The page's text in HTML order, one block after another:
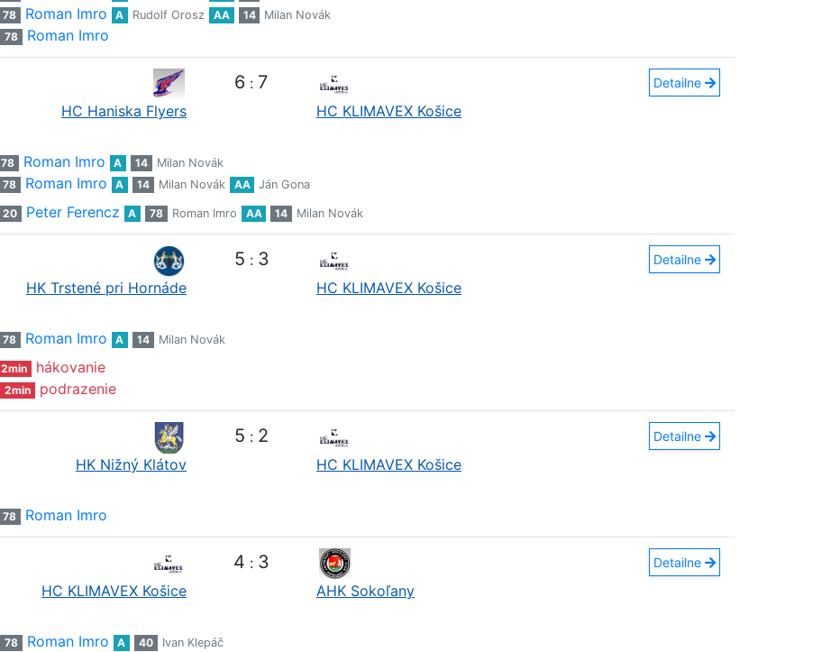
78 Roman Imro A Rudolf Orosz AA 14
Milan Novák
78 Roman Imro
HC Haniska Flyers
6 : 7
HC KLIMAVEX Košice
Detailne
78 Roman Imro A 14
Milan Novák
78 Roman Imro A 14 Milan Novák AA Ján Gona
20 Peter Ferencz A 78 Roman Imro AA 14 Milan Novák
HK Trstené pri Hornáde
5 : 3
HC KLIMAVEX Košice
Detailne
78 Roman Imro A 14 Milan Novák
2min hákovanie
2min podrazenie
HK Nižný Klátov
5 : 2
HC KLIMAVEX Košice
Detailne
78 Roman Imro
HC KLIMAVEX Košice
4 : 3
AHK Sokoľany
Detailne
78 Roman Imro A 40 Ivan Klepáč